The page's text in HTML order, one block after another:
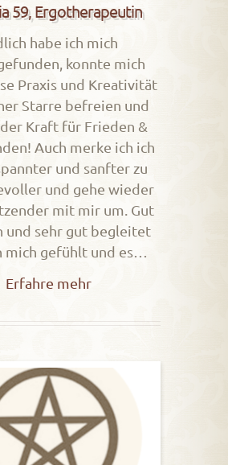
59, Ergotherapeutin
habe ich mich
konnte mich
Praxis und Kreativität
Starre befreien und
Kraft für Frieden &
Auch merke ich ich
und sanfter zu
und gehe wieder
mit mir um. Gut
und sehr gut begleitet
mich gefühlt und es…
Erfahre mehr